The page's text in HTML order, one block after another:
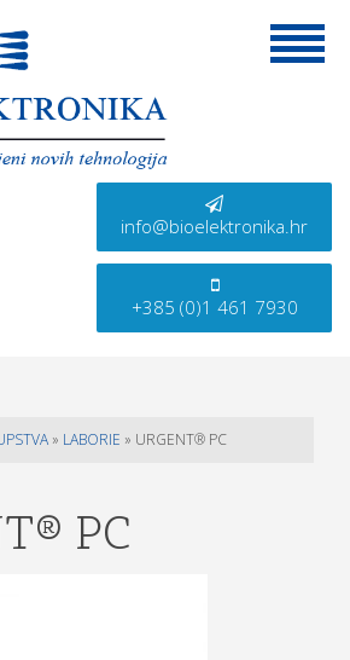
info@bioelektronika.hr
+385 (0)1 461 7930
» LABORIE » URGENT® PC
PC